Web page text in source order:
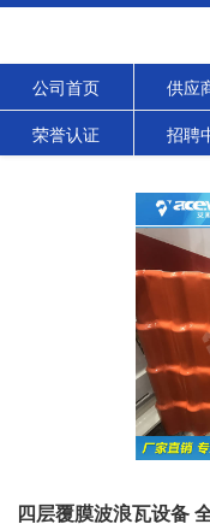
公司首页 供应
荣誉认证 招聘
四层覆膜波浪瓦设备